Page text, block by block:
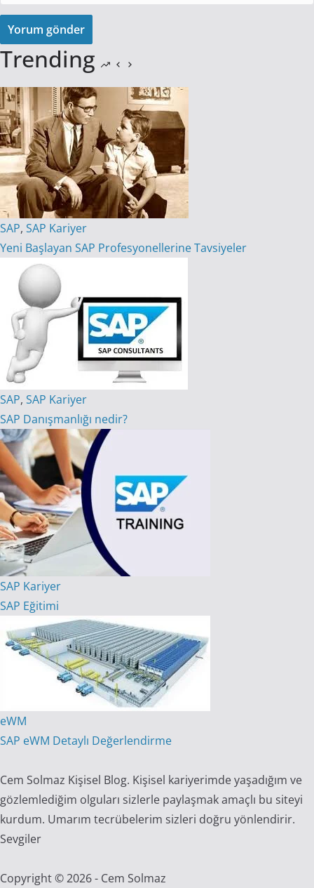
Yorum gönder
Trending
SAP, SAP Kariyer
Yeni Başlayan SAP Profesyonellerine Tavsiyeler
SAP, SAP Kariyer
SAP Danışmanlığı nedir?
SAP Kariyer
SAP Eğitimi
eWM
SAP eWM Detaylı Değerlendirme
Cem Solmaz Kişisel Blog. Kişisel kariyerimde yaşadığım ve
gözlemlediğim olguları sizlerle paylaşmak amaçlı bu siteyi
kurdum. Umarım tecrübelerim sizleri doğru yönlendirir.
Sevgiler
Copyright © 2026 - Cem Solmaz